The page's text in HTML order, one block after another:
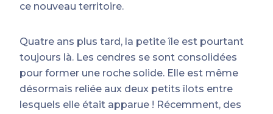
ce nouveau territoire.
Quatre ans plus tard, la petite île est pourtant
toujours là. Les cendres se sont consolidées
pour former une roche solide. Elle est même
désormais reliée aux deux petits îlots entre
lesquels elle était apparue ! Récemment, des